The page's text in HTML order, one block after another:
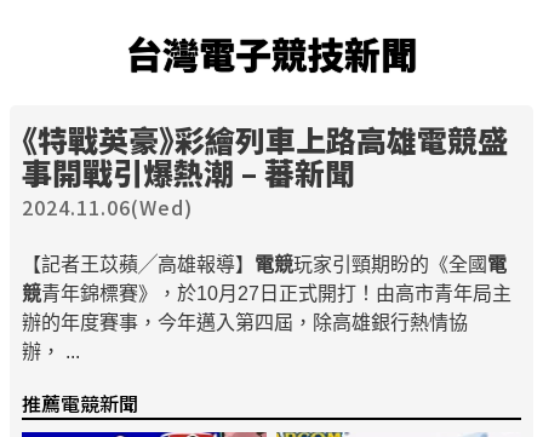
台灣電子競技新聞
《特戰英豪》彩繪列車上路高雄電競盛
事開戰引爆熱潮 – 蕃新聞
2024.11.06(Wed)
【記者王苡蘋╱高雄報導】 電競玩家引頸期盼的《全國 電
競青年錦標賽》，於10月27日正式開打！由高市青年局主
辦的年度賽事，今年邁入第四屆，除高雄銀行熱情協
辦， ...
推薦電競新聞